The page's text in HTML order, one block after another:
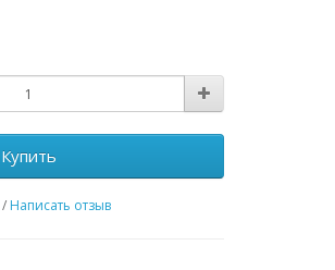
Купить
/ Написать отзыв